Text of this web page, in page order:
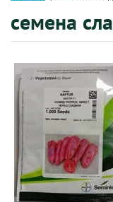
семена